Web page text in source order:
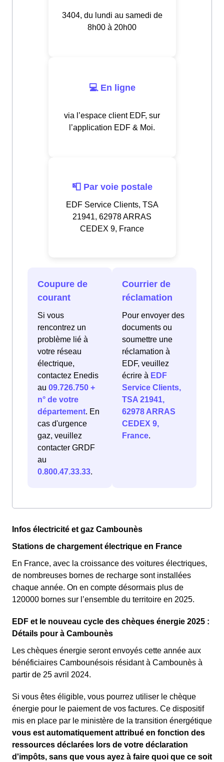
3404, du lundi au samedi de
8h00 à 20h00
💻 En ligne
via l’espace client EDF, sur
l’application EDF & Moi.
📮 Par voie postale
EDF Service Clients, TSA
21941, 62978 ARRAS
CEDEX 9, France
Coupure de
courant
Si vous
rencontrez un
problème lié à
votre réseau
électrique,
contactez Enedis
au 09.726.750 +
n° de votre
département. En
cas d'urgence
gaz, veuillez
contacter GRDF
au
0.800.47.33.33.
Courrier de
réclamation
Pour envoyer des
documents ou
soumettre une
réclamation à
EDF, veuillez
écrire à EDF
Service Clients,
TSA 21941,
62978 ARRAS
CEDEX 9,
France.
Infos électricité et gaz Cambounès
Stations de chargement électrique en France
En France, avec la croissance des voitures électriques,
de nombreuses bornes de recharge sont installées
chaque année. On en compte désormais plus de
120000 bornes sur l’ensemble du territoire en 2025.
EDF et le nouveau cycle des chèques énergie 2025 :
Détails pour à Cambounès
Les chèques énergie seront envoyés cette année aux
bénéficiaires Cambounésois résidant à Cambounès à
partir de 25 avril 2024.
Si vous êtes éligible, vous pourrez utiliser le chèque
énergie pour le paiement de vos factures. Ce dispositif
mis en place par le ministère de la transition énergétique
vous est automatiquement attribué en fonction des
ressources déclarées lors de votre déclaration
d'impôts, sans que vous ayez à faire quoi que ce soit